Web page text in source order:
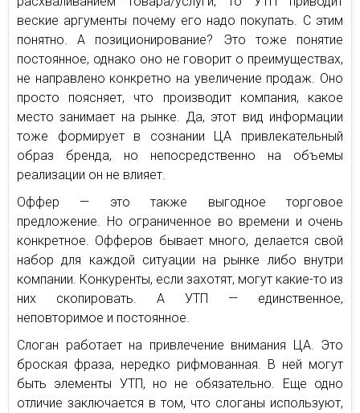
веские аргументы почему его надо покупать. С этим
понятно. А позиционирование? Это тоже понятие
постоянное, однако оно не говорит о преимуществах,
не направлено конкретно на увеличение продаж. Оно
просто поясняет, что производит компания, какое
место занимает на рынке. Да, этот вид информации
тоже формирует в сознании ЦА привлекательный
образ бренда, но непосредственно на объемы
реализации он не влияет.
Оффер — это также выгодное торговое
предложение. Но ограниченное во времени и очень
конкретное. Офферов бывает много, делается свой
набор для каждой ситуации на рынке либо внутри
компании. Конкуренты, если захотят, могут какие-то из
них скопировать. А УТП — единственное,
неповторимое и постоянное.
Слоган работает на привлечение внимания ЦА. Это
броская фраза, нередко рифмованная. В ней могут
быть элементы УТП, но не обязательно. Еще одно
отличие заключается в том, что слоганы используют,